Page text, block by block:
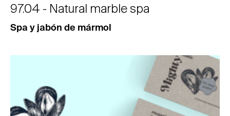
97.04 - Natural marble spa
Spa y jabón de mármol